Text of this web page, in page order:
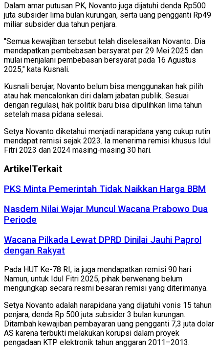
Dalam amar putusan PK, Novanto juga dijatuhi denda Rp500
juta subsider lima bulan kurungan, serta uang pengganti Rp49
miliar subsider dua tahun penjara.
"Semua kewajiban tersebut telah diselesaikan Novanto. Dia
mendapatkan pembebasan bersyarat per 29 Mei 2025 dan
mulai menjalani pembebasan bersyarat pada 16 Agustus
2025," kata Kusnali.
Kusnali berujar, Novanto belum bisa menggunakan hak pilih
atau hak mencalonkan diri dalam jabatan publik. Sesuai
dengan regulasi, hak politik baru bisa dipulihkan lima tahun
setelah masa pidana selesai.
Setya Novanto diketahui menjadi narapidana yang cukup rutin
mendapat remisi sejak 2023. Ia menerima remisi khusus Idul
Fitri 2023 dan 2024 masing-masing 30 hari.
Artikel Terkait
PKS Minta Pemerintah Tidak Naikkan Harga BBM
Nasdem Nilai Wajar Muncul Wacana Prabowo Dua
Periode
Wacana Pilkada Lewat DPRD Dinilai Jauhi Paprol
dengan Rakyat
Pada HUT Ke-78 RI, ia juga mendapatkan remisi 90 hari.
Namun, untuk Idul Fitri 2025, pihak berwenang belum
mengungkap secara resmi besaran remisi yang diterimanya.
Setya Novanto adalah narapidana yang dijatuhi vonis 15 tahun
penjara, denda Rp 500 juta subsider 3 bulan kurungan.
Ditambah kewajiban pembayaran uang pengganti 7,3 juta dolar
AS karena terbukti melakukan korupsi dalam proyek
pengadaan KTP elektronik tahun anggaran 2011–2013.